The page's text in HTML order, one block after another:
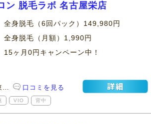
ン 脱毛ラボ 名古屋栄店
全身脱毛（6回パック）149,980円
全身脱毛（月額）1,990円
15ヶ月0円キャンペーン中！
口コミを見る
VIO 背中